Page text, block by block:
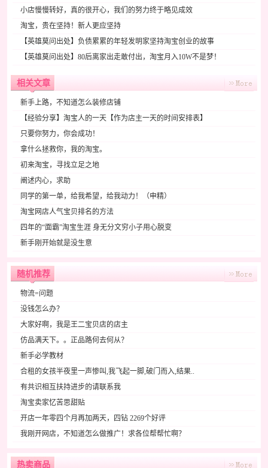
小店慢慢转好，真的很开心，我们的努力终于略见成效
淘宝，贵在坚持！新人更应坚持
【英雄莫问出处】负债累累的年轻发明家坚持淘宝创业的故事
【英雄莫问出处】80后离家出走敢付出，淘宝月入10W不是梦！
相关文章
新手上路，不知道怎么装修店铺
【经验分享】淘宝人的一天【作为店主一天的时间安排表】
只要你努力，你会成功！
拿什么拯救你，我的淘宝。
初来淘宝，寻找立足之地
阐述内心，求助
同学的第一单，给我希望，给我动力！（申精）
淘宝网店人气宝贝排名的方法
四年的“面霸”淘宝生涯 身无分文穷小子用心脱变
新手刚开始就是没生意
随机推荐
物流=问题
没钱怎么办？
大家好啊，我是王二宝贝店的店主
仿品满天下。。正品路何去何从？
新手必学教材
合租的女孩半夜里一声惨叫,我飞起一脚,破门而入,结果..
有共识相互扶持进步的请联系我
淘宝卖家忆苦思甜贴
开店一年零四个月再加两天，四钻 2269个好评
我刚开网店，不知道怎么做推广！求各位帮帮忙啊？
热卖商品